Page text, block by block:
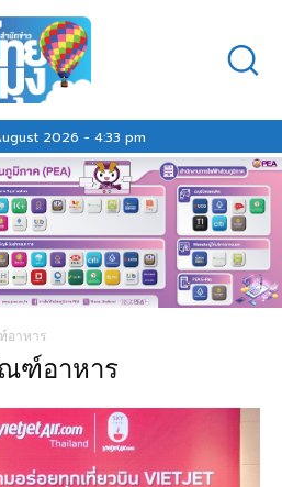
2026 - 4:33 pm
อาหาร
ฑ์อาหาร